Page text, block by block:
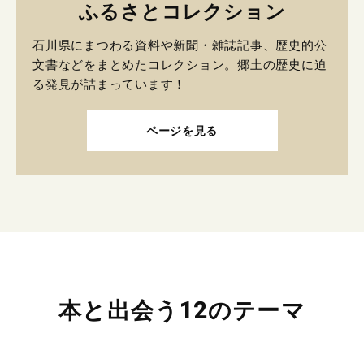
ふるさとコレクション
石川県にまつわる資料や新聞・雑誌記事、歴史的公
文書などをまとめたコレクション。郷土の歴史に迫
る発見が詰まっています！
ページを見る
本と出会う12のテーマ